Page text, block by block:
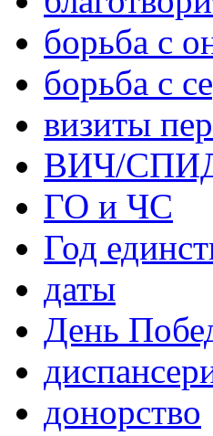
борьба с
борьба с
визиты
ВИЧ/
ГО и ЧС
Год
даты
День
донорство